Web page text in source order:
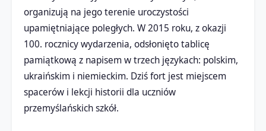
organizują na jego terenie uroczystości
upamiętniające poległych. W 2015 roku, z okazji
100. rocznicy wydarzenia, odsłonięto tablicę
pamiątkową z napisem w trzech językach: polskim,
ukraińskim i niemieckim. Dziś fort jest miejscem
spacerów i lekcji historii dla uczniów
przemyślańskich szkół.